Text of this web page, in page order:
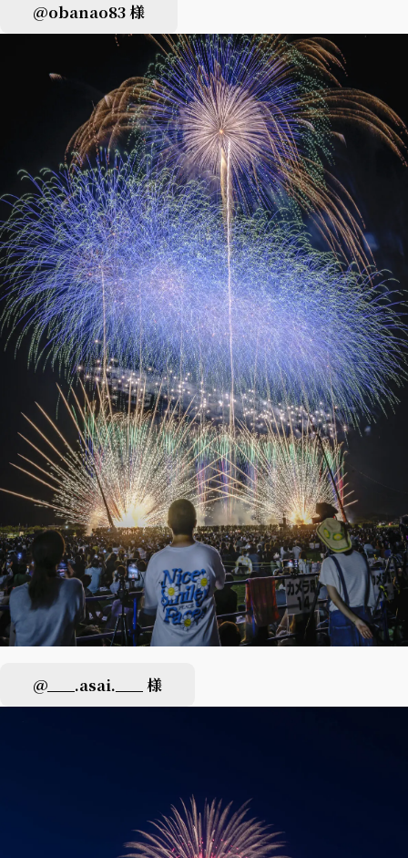
@obanao83 様
@___.asai.___ 様